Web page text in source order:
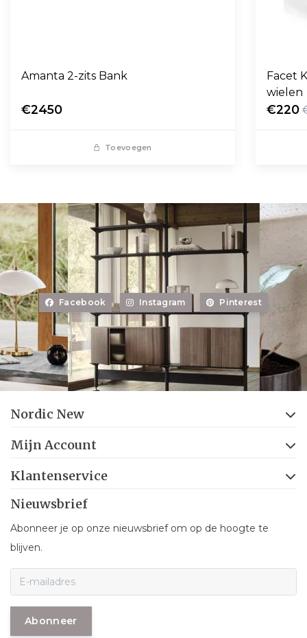
Amanta 2-zits Bank
€2450
Toevoegen
Facet
wielen
€220
Facebook Instagram Pinterest
Nordic New
Mijn Account
Klantenservice
Nieuwsbrief
Abonneer je op onze nieuwsbrief om op de hoogte te
blijven.
Abonneer